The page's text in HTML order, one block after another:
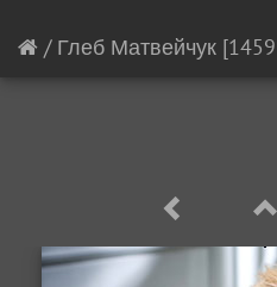
/ Глеб Матвейчук